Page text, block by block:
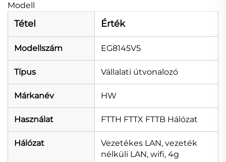
Modell
Tétel Érték
Modellszám EG8145V5
Típus Vállalati útvonalozó
Márkanév HW
Használat FTTH FTTX FTTB Hálózat
Hálózat
Vezetékes LAN, vezeték
nélküli LAN, wifi, 4g